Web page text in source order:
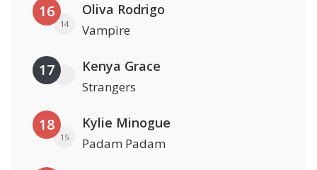
16
14
Oliva Rodrigo
Vampire
17 Kenya Grace
Strangers
18
15
Kylie Minogue
Padam Padam